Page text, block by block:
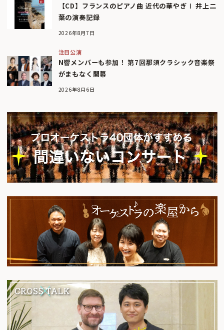
【CD】フランスのピアノ曲 近代の華やぎⅠ 井上二
葉の演奏記録
2026年8月7日
注目公演
N響メンバーも参加！ 第7回那須クラシック音楽祭
がまもなく開幕
2026年8月6日